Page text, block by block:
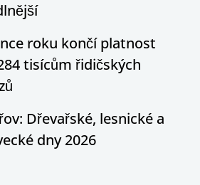
roku končí platnost
tisícům řidičských
Dřevařské, lesnické a
dny 2026